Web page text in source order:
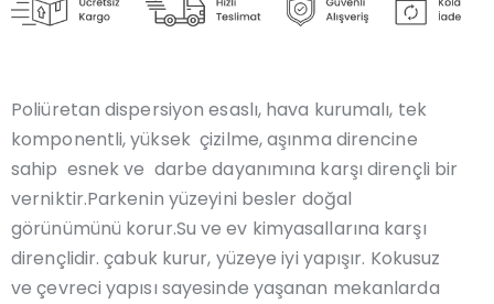
Poliüretan dispersiyon esaslı, hava kurumalı, tek
komponentli, yüksek çizilme, aşınma direncine
sahip esnek ve darbe dayanımına karşı dirençli bir
verniktir.Parkenin yüzeyini besler doğal
görünümünü korur.Su ve ev kimyasallarına karşı
dirençlidir. çabuk kurur, yüzeye iyi yapışır. Kokusuz
ve çevreci yapısı sayesinde yaşanan mekanlarda